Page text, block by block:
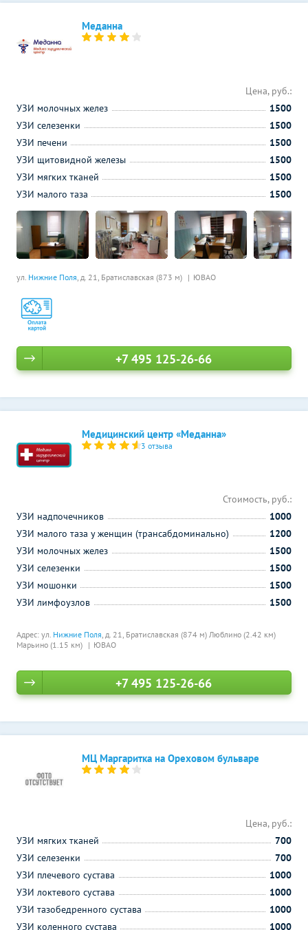
Меданна
ул. Нижние Поля, д. 21, Братиславская (873 м) ЮВАО
Цена, руб.:
УЗИ молочных желез
1500
УЗИ селезенки
1500
УЗИ печени
1500
УЗИ щитовидной железы
1500
УЗИ мягких тканей
1500
УЗИ малого таза
1500
+7 495 125-26-66
Медицинский центр «Меданна»
3 отзыва
Адрес: ул. Нижние Поля, д. 21, Братиславская (874 м) Люблино (2.42 км)
Марьино (1.15 км)
ЮВАО
Стоимость, руб.:
УЗИ надпочечников
1000
УЗИ малого таза у женщин (трансабдоминально)
1200
УЗИ молочных желез
1500
УЗИ селезенки
1500
УЗИ мошонки
1500
УЗИ лимфоузлов
1500
+7 495 125-26-66
МЦ Маргаритка на Ореховом бульваре
Цена, руб.:
УЗИ мягких тканей
700
УЗИ селезенки
700
УЗИ плечевого сустава
1000
УЗИ локтевого сустава
1000
УЗИ тазобедренного сустава
1000
УЗИ коленного сустава
1000